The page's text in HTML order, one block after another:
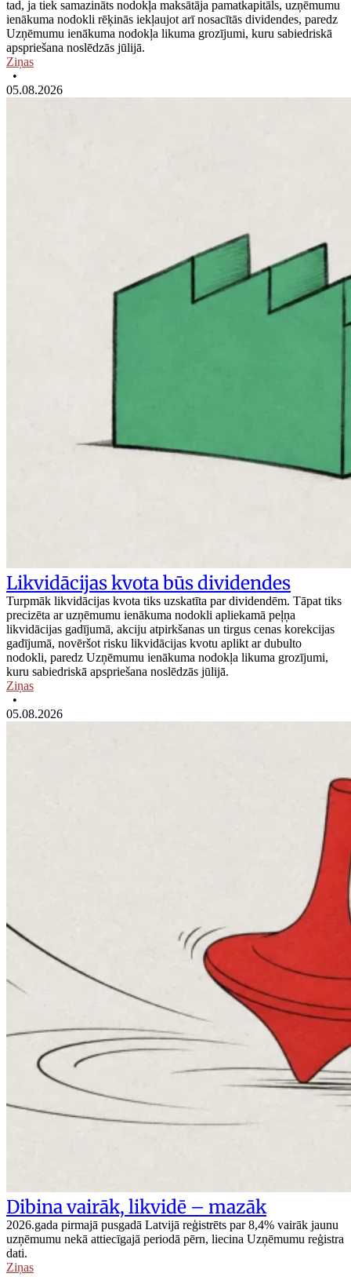
tad, ja tiek samazināts nodokļa maksātāja pamatkapitāls, uzņēmumu
ienākuma nodokli rēķinās iekļaujot arī nosacītās dividendes, paredz
Uzņēmumu ienākuma nodokļa likuma grozījumi, kuru sabiedriskā
apspriešana noslēdzās jūlijā.
Ziņas
•
05.08.2026
Likvidācijas kvota būs dividendes
Turpmāk likvidācijas kvota tiks uzskatīta par dividendēm. Tāpat tiks
precizēta ar uzņēmumu ienākuma nodokli apliekamā peļņa
likvidācijas gadījumā, akciju atpirkšanas un tirgus cenas korekcijas
gadījumā, novēršot risku likvidācijas kvotu aplikt ar dubulto
nodokli, paredz Uzņēmumu ienākuma nodokļa likuma grozījumi,
kuru sabiedriskā apspriešana noslēdzās jūlijā.
Ziņas
•
05.08.2026
Dibina vairāk, likvidē – mazāk
2026.gada pirmajā pusgadā Latvijā reģistrēts par 8,4% vairāk jaunu
uzņēmumu nekā attiecīgajā periodā pērn, liecina Uzņēmumu reģistra
dati.
Ziņas